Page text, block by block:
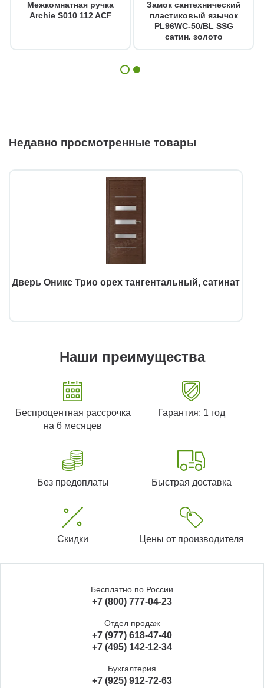
Межкомнатная ручка
Archie S010 112 ACF
Замок сантехнический
пластиковый язычок
PL96WC-50/BL SSG
сатин. золото
Недавно просмотренные товары
Дверь Оникс Трио орех тангентальный, сатинат
Наши преимущества
Беспроцентная рассрочка
на 6 месяцев
Гарантия: 1 год
Без предоплаты Быстрая доставка
Скидки Цены от производителя
Бесплатно по России
+7 (800) 777-04-23
Отдел продаж
+7 (977) 618-47-40
+7 (495) 142-12-34
Бухгалтерия
+7 (925) 912-72-63